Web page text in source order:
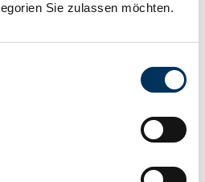
Sie zulassen möchten.